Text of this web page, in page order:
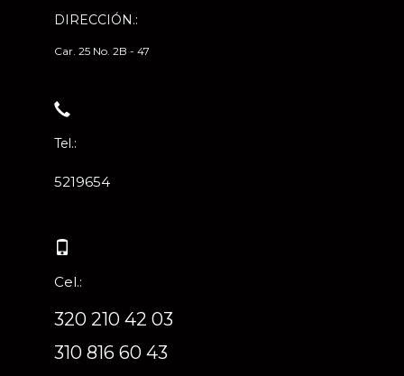
DIRECCIÓN.:
Car. 25 No. 2B - 47
Tel.:
5219654
Cel.:
320 210 42 03
310 816 60 43